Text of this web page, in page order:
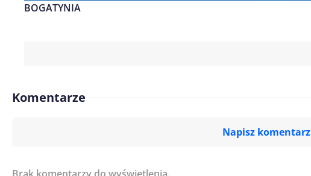
BOGATYNIA
Komentarze
Napisz komentarz
Imię/ Nick*